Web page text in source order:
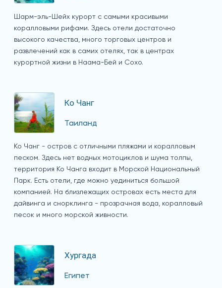
Шарм-эль-Шейх курорт с самыми красивыми
коралловыми рифами. Здесь отели достаточно
высокого качества, много торговых центров и
развлечений как в самих отелях, так в центрах
курортной жизни в Наама-Бей и Сохо.
Ко Чанг
Таиланд
Ко Чанг - остров с отличными пляжами и коралловым
песком. Здесь нет водных мотоциклов и шума толпы,
территория Ко Чанга входит в Морской Национальный
Парк. Есть отели, где можно уединиться большой
компанией. На близлежащих островах есть места для
дайвинга и снорклинга - прозрачная вода, коралловый
песок и много морской живности.
Хургада
Египет